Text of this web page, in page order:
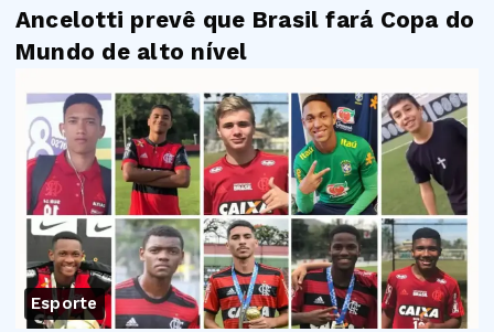
Ancelotti prevê que Brasil fará Copa do
Mundo de alto nível
Esporte